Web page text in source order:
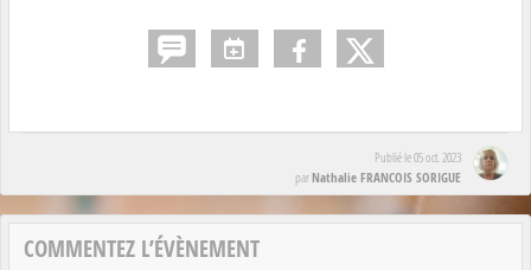
Publié le05 oct. 2023
parNathalie FRANCOIS SORIGUE
COMMENTEZ L’ÉVÈNEMENT